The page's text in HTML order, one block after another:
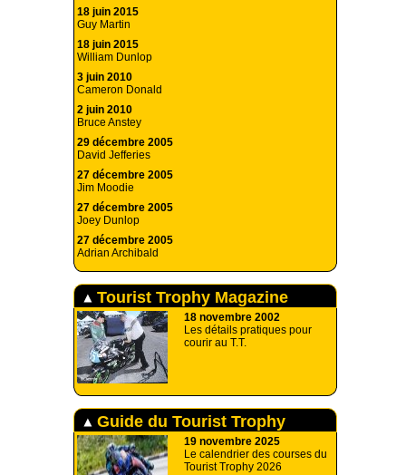
18 juin 2015
Guy Martin
18 juin 2015
William Dunlop
3 juin 2010
Cameron Donald
2 juin 2010
Bruce Anstey
29 décembre 2005
David Jefferies
27 décembre 2005
Jim Moodie
27 décembre 2005
Joey Dunlop
27 décembre 2005
Adrian Archibald
Tourist Trophy Magazine
18 novembre 2002
Les détails pratiques pour
courir au T.T.
Guide du Tourist Trophy
19 novembre 2025
Le calendrier des courses du
Tourist Trophy 2026